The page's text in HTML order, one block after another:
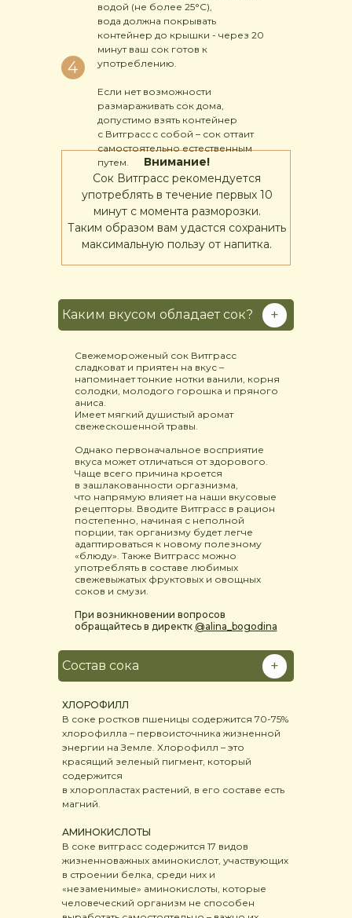
Внимание!
Сок Витграсс рекомендуется
употреблять в течение первых 10
минут с момента разморозки.
Таким образом вам удастся сохранить
максимальную пользу от напитка.
4
водой (не более 25°C),
вода должна покрывать
контейнер до крышки - через 20
минут ваш сок готов к
употреблению.
Если нет возможности
размараживать сок дома,
допустимо взять контейнер
с Витграсс c собой – сок оттаит
самостоятельно естественным
путем.
+
Каким вкусом обладает сок?
Свежемороженый сок Витграсс
сладковат и приятен на вкус –
напоминает тонкие нотки ванили, корня
солодки, молодого горошка и пряного
аниса.
Имеет мягкий душистый аромат
свежескошенной травы.
Однако первоначальное восприятие
вкуса может отличаться от здорового.
Чаще всего причина кроется
в зашлакованности оргазнизма,
что напрямую влияет на наши вкусовые
рецепторы. Вводите Витграсс в рацион
постепенно, начиная с неполной
порции, так организму будет легче
адаптироваться к новому полезному
«блюду». Также Витграсс можно
употреблять в составе любимых
свежевыжатых фруктовых и овощных
соков и смузи.
При возникновении вопросов
обращайтесь в директк @alina_bogodina
+
Состав сока
ХЛОРОФИЛЛ
В соке ростков пшеницы содержится 70-75%
хлорофилла – первоисточника жизненной
энергии на Земле. Хлорофилл – это
красящий зеленый пигмент, который
содержится
в хлоропластах растений, в его составе есть
магний.
АМИНОКИСЛОТЫ
В соке витграсс содержится 17 видов
жизненноважных аминокислот, участвующих
в строении белка, среди них и
«незаменимые» аминокислоты, которые
человеческий организм не способен